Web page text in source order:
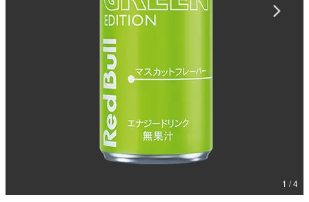
電ファミニコゲーマーとは？
1 / 4